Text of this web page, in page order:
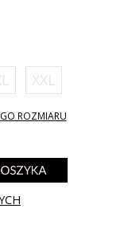
XXL
ROZMIARU